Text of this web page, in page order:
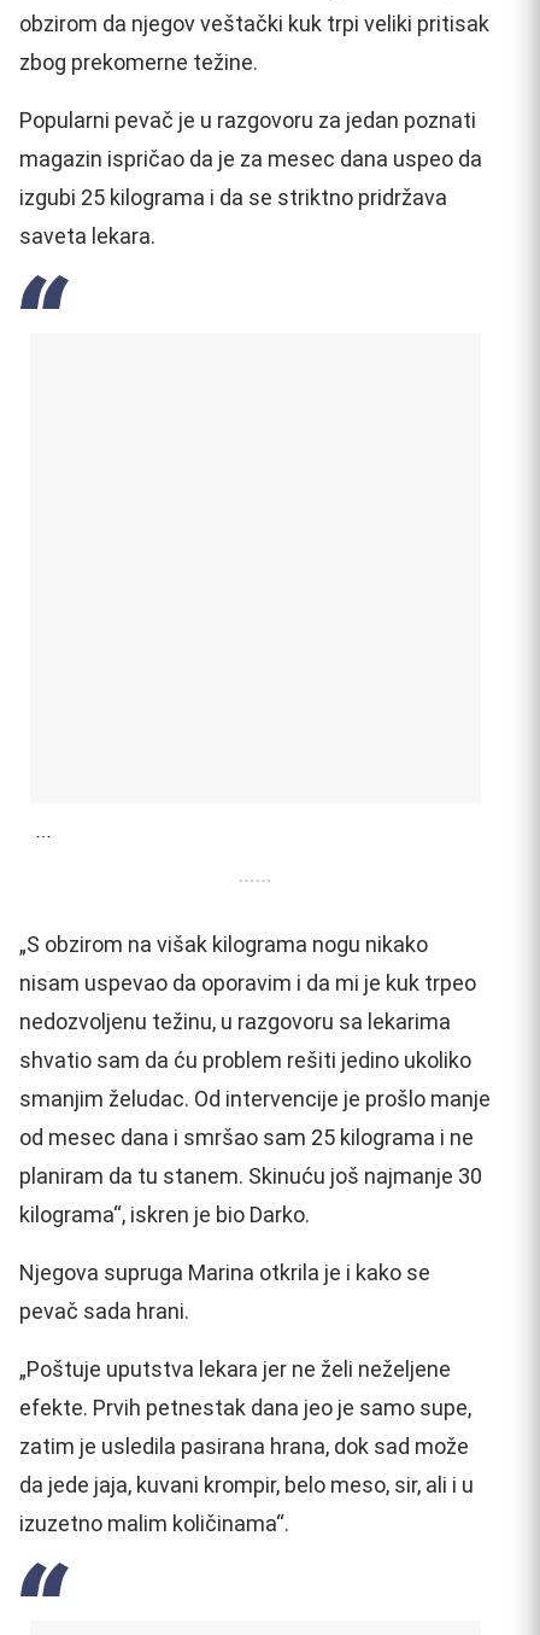
obzirom da njegov veštački kuk trpi veliki pritisak
zbog prekomerne težine.
Popularni pevač je u razgovoru za jedan poznati
magazin ispričao da je za mesec dana uspeo da
izgubi 25 kilograma i da se striktno pridržava
saveta lekara.
…
……
„S obzirom na višak kilograma nogu nikako
nisam uspevao da oporavim i da mi je kuk trpeo
nedozvoljenu težinu, u razgovoru sa lekarima
shvatio sam da ću problem rešiti jedino ukoliko
smanjim želudac. Od intervencije je prošlo manje
od mesec dana i smršao sam 25 kilograma i ne
planiram da tu stanem. Skinuću još najmanje 30
kilograma“, iskren je bio Darko.
Njegova supruga Marina otkrila je i kako se
pevač sada hrani.
„Poštuje uputstva lekara jer ne želi neželjene
efekte. Prvih petnestak dana jeo je samo supe,
zatim je usledila pasirana hrana, dok sad može
da jede jaja, kuvani krompir, belo meso, sir, ali i u
izuzetno malim količinama“.